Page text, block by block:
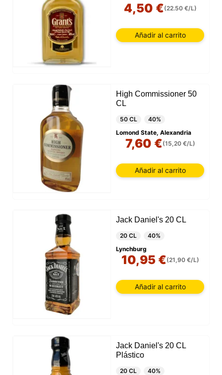
4,50 €(22.50 €/L)
Añadir al carrito
High Commissioner 50
CL
50 CL
40%
Lomond State, Alexandria
7,60 €(15,20 €/L)
Añadir al carrito
Jack Daniel's 20 CL
20 CL
40%
Lynchburg
10,95 €(21,90 €/L)
Añadir al carrito
Jack Daniel's 20 CL
Plástico
20 CL
40%